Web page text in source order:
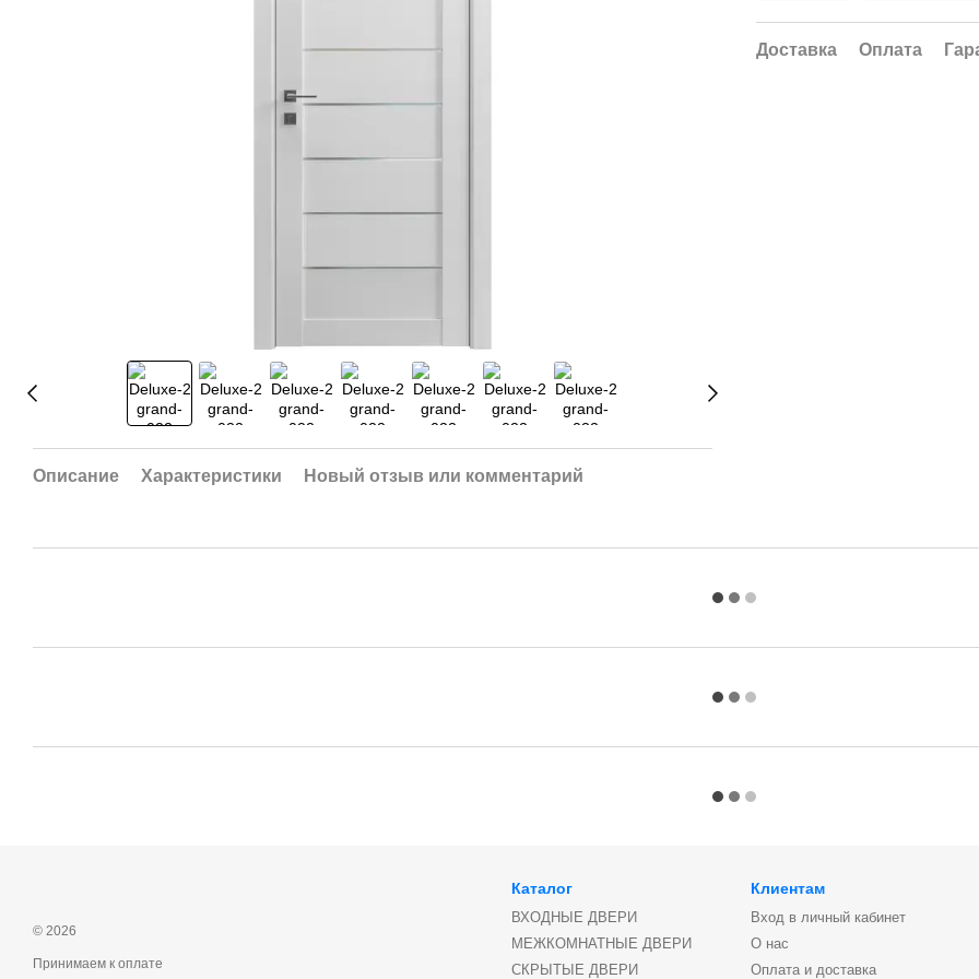
Описание Характеристики Новый отзыв или комментарий
Доставка Оплата
© 2026
Принимаем к оплате
Каталог
ВХОДНЫЕ ДВЕРИ
МЕЖКОМНАТНЫЕ ДВЕРИ
СКРЫТЫЕ ДВЕРИ
Клиентам
Вход в личный кабинет
О нас
Оплата и доставка